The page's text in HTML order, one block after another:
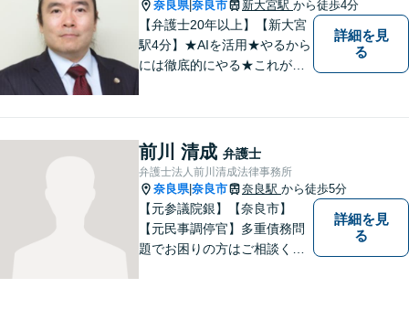
可】
奈良県|奈良市 新大宮駅 から徒歩4分
【弁護士20年以上】【新大宮
駅4分】★AIを活用★やるから
には徹底的にやる★これが私
も惜しみません！「不安を安
心に」丁寧にサポートしま
す。お気軽にご相談ください
詳細を見
る
前川 清成 弁護士
弁護士法人前川清成法律事務所
奈良県|奈良市 奈良駅 から徒歩5分
【元参議院銀】【奈良市】
【元民事調停官】多重債務問
題でお困りの方はご相談くだ
詳細を見
る